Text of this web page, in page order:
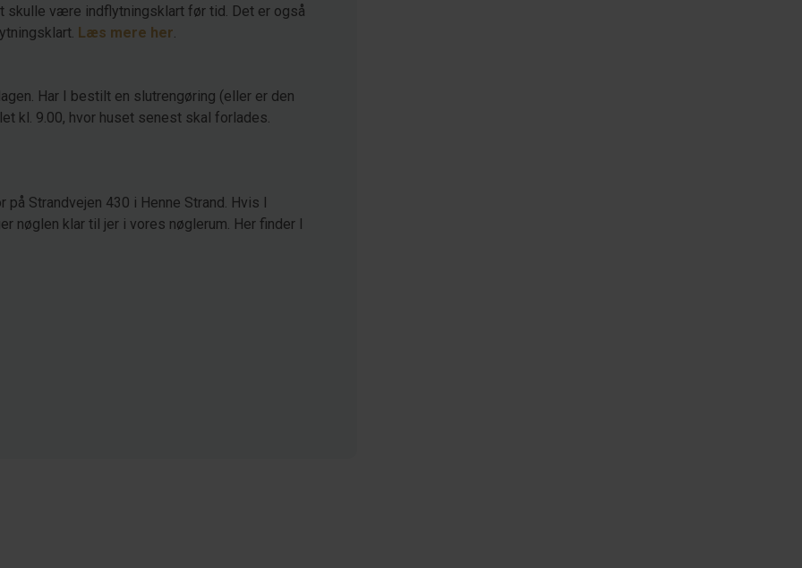
være indflytningsklart før tid. Det er også
Læs mere her.
Har I bestilt en slutrengøring (eller er den
kl. 9.00, hvor huset senest skal forlades.
Strandvejen 430 i Henne Strand. Hvis I
nøglen klar til jer i vores nøglerum. Her finder I